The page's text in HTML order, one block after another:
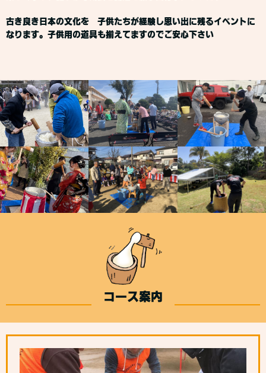
古き良き日本の文化を 子供たちが経験し思い出に残るイベントに
なります。子供用の道具も揃えてますのでご安心下さい
コース案内